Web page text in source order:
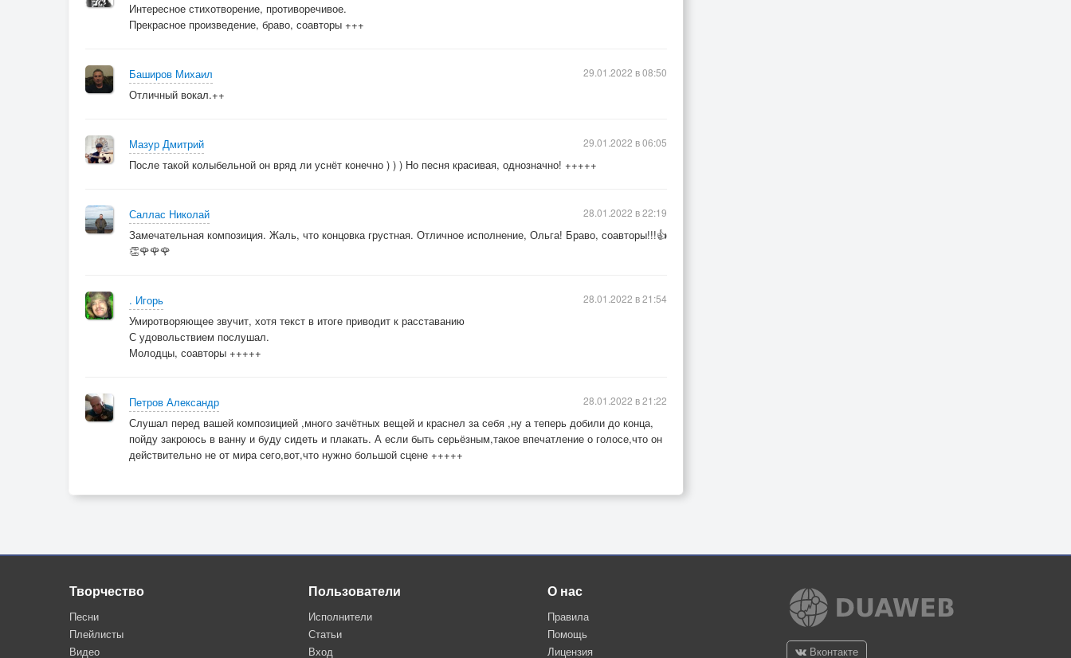
Интересное стихотворение, противоречивое.
Прекрасное произведение, браво, соавторы +++
Баширов Михаил
Отличный вокал.++
29.01.2022 в 08:50
Мазур Дмитрий
После такой колыбельной он вряд ли уснёт конечно ) ) ) Но песня красивая, однозначно! +++++
29.01.2022 в 06:05
Саллас Николай
Замечательная композиция. Жаль, что концовка грустная. Отличное исполнение, Ольга! Браво, соавторы!!!👍
👏🌹🌹🌹
28.01.2022 в 22:19
. Игорь
Умиротворяющее звучит, хотя текст в итоге приводит к расставанию
С удовольствием послушал.
Молодцы, соавторы +++++
28.01.2022 в 21:54
Петров Александр
Слушал перед вашей композицией ,много зачётных вещей и краснел за себя ,ну а теперь добили до конца,
пойду закроюсь в ванну и буду сидеть и плакать. А если быть серьёзным,такое впечатление о голосе,что он
действительно не от мира сего,вот,что нужно большой сцене +++++
28.01.2022 в 21:22
Творчество
Песни
Плейлисты
Видео
Пользователи
Исполнители
Статьи
Вход
О нас
Правила
Помощь
Лицензия
Вконтакте